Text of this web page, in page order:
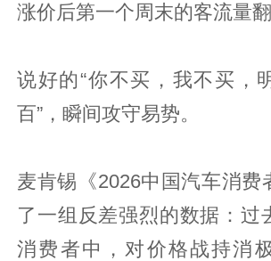
涨价后第一个周末的客流量翻
说好的“你不买，我不买，
百”，瞬间攻守易势。
麦肯锡《2026中国汽车消费
了一组反差强烈的数据：过
消费者中，对价格战持消